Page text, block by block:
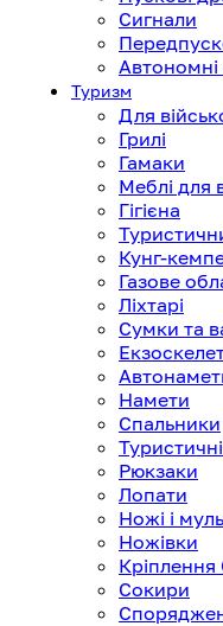
Сигнали
Автономні
Туризм
Для
Грилі
Гамаки
Меблі для
Гігієна
Кунг-
Газове
Ліхтарі
Сумки та
Намети
Спальники
Рюкзаки
Лопати
Ножі і
Ножівки
Сокири